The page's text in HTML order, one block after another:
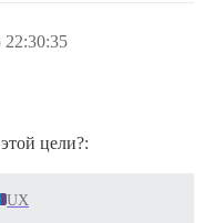
22:30:35
цели?:
UX